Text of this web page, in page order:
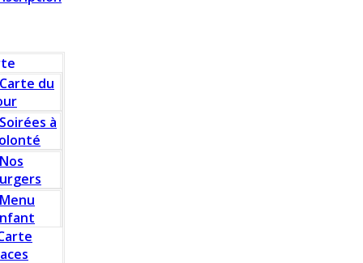
Carte du
Soirées à
Nos
Menu